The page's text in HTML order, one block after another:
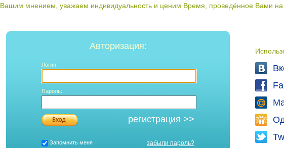
Вашим мнением, уважаем индивидуальность и ценим Время, проведённое Вами на
Авторизация:
Логин:
Пароль:
регистрация >>
Запомнить меня забыли пароль?